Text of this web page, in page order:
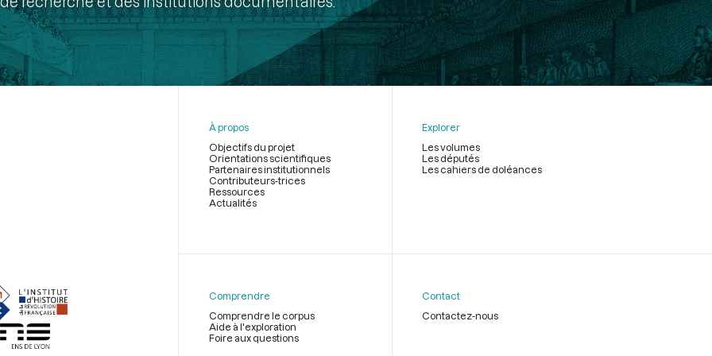
page
À propos
Objectifs du projet
Orientations scientifiques
Partenaires institutionnels
Contributeurs-trices
Ressources
Actualités
Explorer
Les volumes
Les députés
Les cahiers de doléances
Comprendre
Comprendre le corpus
Aide à l'exploration
Foire aux questions
Contact
Contactez-nous